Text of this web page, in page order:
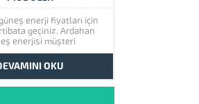
enerji fiyatları için
geçiniz. Ardahan
enerjisi müşteri
çok önem
Ardahan güneş
kaliteli ürünlerini görmek
bir göz atınız.
OKU